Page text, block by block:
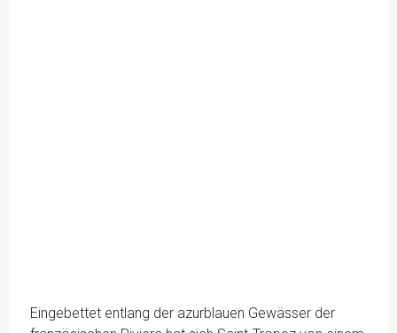
Eingebettet entlang der azurblauen Gewässer der